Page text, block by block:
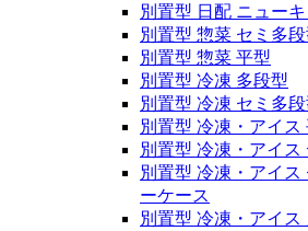
別置型 日配 ニュー
別置型 惣菜 セミ多
別置型 惣菜 平型
別置型 冷凍 多段型
別置型 冷凍 セミ多
別置型 冷凍・アイス
別置型 冷凍・アイス
別置型 冷凍・アイス
ーケース
別置型 冷凍・アイ